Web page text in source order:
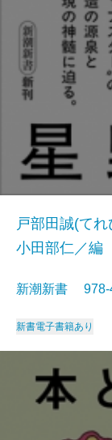
戸部田誠(て
小田部仁／編
新潮新書
新書電子書籍あり